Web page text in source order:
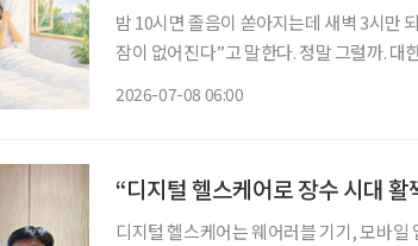
밤 10시면 졸음이 쏟아지는데 새벽 3시만
잠이 없어진다”고 말한다. 정말 그럴까. 대한수면학회가 발표한 ‘2024년 한국인의 수면 실
2026-07-08 06:00
“디지털 헬스케어로 장수 시대 활
디지털 헬스케어는 웨어러블 기기, 모바